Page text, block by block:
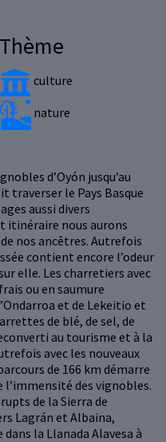
Thème
culture
nature
d’Oyón jusqu’au
traverser le Pays Basque
aussi divers
itinéraire nous aurons
nos ancêtres. Autrefois
contient encore l’odeur
elle. Les charretiers avec
ou en saumure
et de Lekeitio et
de blé, de sel, de
au tourisme et à la
avec les nouveaux
de 166 km démarre
l’immensité des vignobles.
de la Sierra de
Lagrán et Albaina,
la Llanada Alavesa à